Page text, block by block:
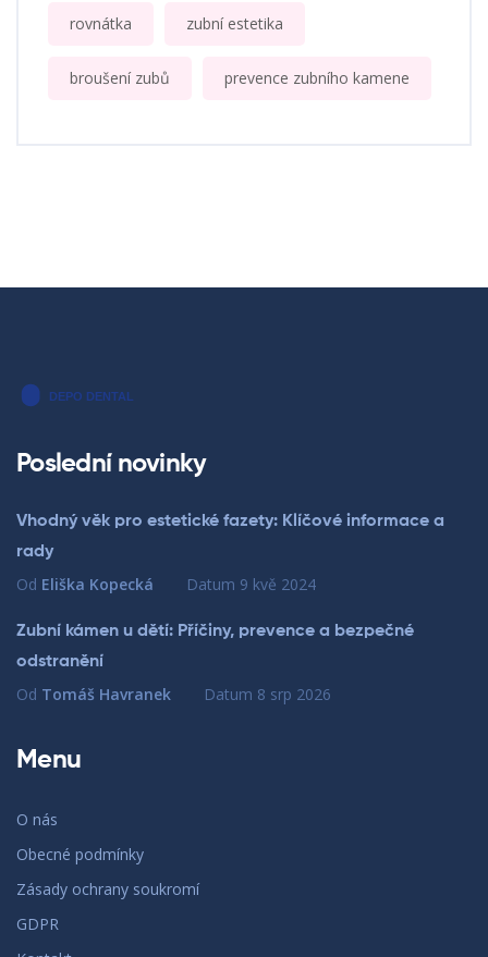
rovnátka zubní estetika
broušení zubů prevence zubního kamene
Poslední novinky
Vhodný věk pro estetické fazety: Klíčové informace a
rady
Od Eliška Kopecká Datum 9 kvě 2024
Zubní kámen u dětí: Příčiny, prevence a bezpečné
odstranění
Od Tomáš Havranek Datum 8 srp 2026
Menu
O nás
Obecné podmínky
Zásady ochrany soukromí
GDPR